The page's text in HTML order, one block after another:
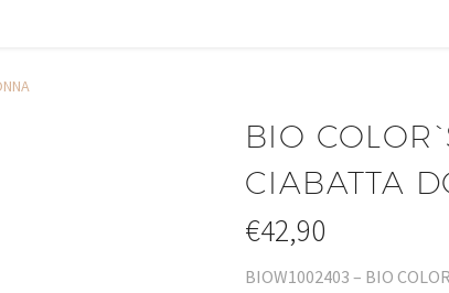
BIO
CIABATTA
€42,90
BIOW1002403 – BIO